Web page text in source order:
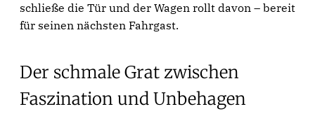
schließe die Tür und der Wagen rollt davon – bereit
für seinen nächsten Fahrgast.
Der schmale Grat zwischen
Faszination und Unbehagen